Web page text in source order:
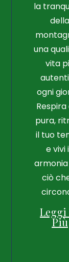
la
della
una
vita
ogni
Respira
pura,
il tuo
e vivi
ciò
Leggi
Più